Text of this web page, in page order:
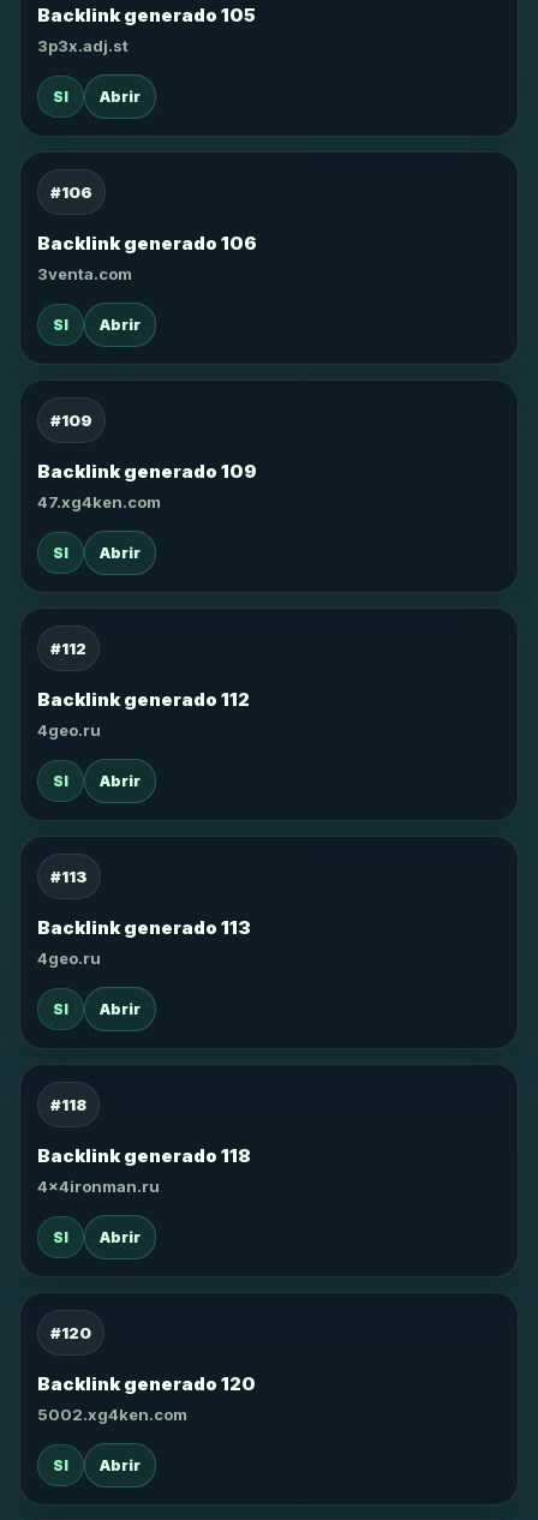
Backlink generado 105
3p3x.adj.st
SI Abrir
#106
Backlink generado 106
3venta.com
SI Abrir
#109
Backlink generado 109
47.xg4ken.com
SI Abrir
#112
Backlink generado 112
4geo.ru
SI Abrir
#113
Backlink generado 113
4geo.ru
SI Abrir
#118
Backlink generado 118
4x4ironman.ru
SI Abrir
#120
Backlink generado 120
5002.xg4ken.com
SI Abrir